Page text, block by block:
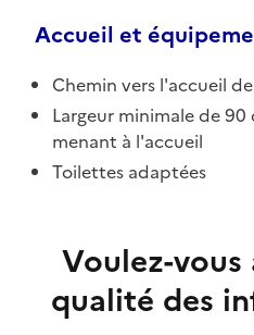
Accueil et
Chemin vers l'accueil
Largeur minimale de
menant à l'accueil
Toilettes adaptées
Voulez-
qualité des